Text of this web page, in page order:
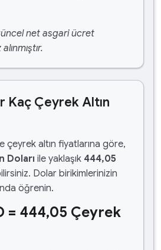
net asgari ücret
Kaç Çeyrek Altın
çeyrek altın fiyatlarına göre,
Doları ile yaklaşık 444,05
Dolar birikimlerinizin
öğrenin.
= 444,05 Çeyrek